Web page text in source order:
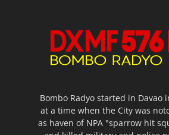
Bombo Radyo started in Davao
at a time when the City was
as haven of NPA "sparrow hit